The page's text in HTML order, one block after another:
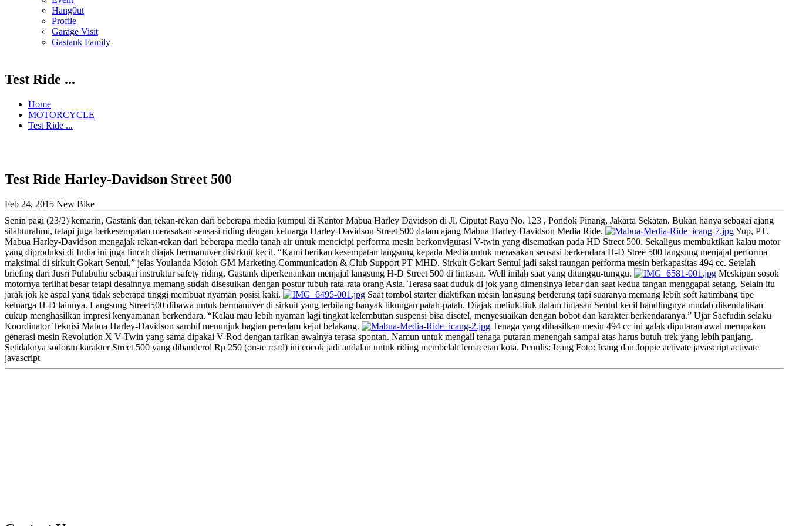
Hang0ut
Profile
Garage Visit
Gastank Family
Test Ride ...
Home
MOTORCYCLE
Test Ride ...
Test Ride Harley-Davidson Street 500
Feb 24, 2015 New Bike
Senin pagi (23/2) kemarin, Gastank dan rekan-rekan dari beberapa media kumpul di Kantor Mabua Harley Davidson di Jl. Ciputat Raya No. 123 , Pondok Pinang, Jakarta Sekatan. Bukan hanya sebagai ajang
silahturahmi, tetapi juga berkesempatan merasakan sensasi riding dengan keluarga Harley-Davidson Street 500 dalam ajang Mabua Harley Davidson Media Ride.
Yup, PT.
Mabua Harley-Davidson mengajak rekan-rekan dari beberapa media tanah air untuk mencicipi performa mesin berkonvigurasi V-twin yang disematkan pada HD Street 500. Sekaligus membuktikan kalau motor
yang diproduksi di India ini juga lincah diajak bermanuver disirkuit kecil. “Kami berikan kesempatan langsung kepada Media untuk merasakan sensasi berkendara H-D Stree 500 langsung menjajal performa
maksimal di sirkuit Gokart Sentul,” jelas Youlanda Motoh GM Marketing Communication & Club Support PT MHD. Sirkuit Gokart Sentul jadi saksi raungan performa mesin berkapasitas 494 cc. Setelah
briefing dari Jusri Pulubuhu sebagai instruktur safety riding, Gastank diperkenankan menjajal langsung H-D Street 500 di lintasan. Well inilah saat yang ditunggu-tunggu.
Meskipun sosok
motornya terlihat besar tetapi desainnya memang sudah disesuikan dengan postur tubuh rata-rata orang Asia. Terasa saat duduk di jok yang dimensinya lebar dan saat kedua tangan menggapai setang. Selain itu
jarak jok ke aspal yang tidak seberapa tinggi membuat nyaman posisi kaki.
Saat tombol starter diaktifkan mesin langsung berderung tapi suaranya memang lebih soft katimbang tipe
keluarga H-D lainnya. Langsung Street500 dibawa untuk bermanuver di sirkuit yang terbilang banyak tikungan patah-patah. Diajak meliuk-liuk dalam lintasan Sentul kecil handlingnya mudah dikendalikan
cukup menghasilkan impresi kenyamanan berkendara. “Kalau mau lebih nyaman lagi tingkat kelembutan suspensi bisa disetel, menyesuaikan dengan bobot dan karakter berkendaranya.” Ujar Saefudin selaku
Koordinator Teknisi Mabua Harley-Davidson sambil menunjuk bagian peredam kejut belakang.
Tenaga yang dihasilkan mesin 494 cc ini galak diputaran awal merupakan
generasi mesin Revolution X V-Twin yang sama dipakai V-Rod dengan tarikan awalnya terasa spontan. Namun untuk mengail tenaga putaran menengah sampai atas harus butuh trek yang lebih panjang.
Setidaknya sodoran karakter Street 500 yang dibanderol Rp 250 (on-te road) ini cocok jadi andalan untuk riding membelah lemacetan kota. Penulis: Icang Foto: Icang dan Joppie activate javascript activate
javascript